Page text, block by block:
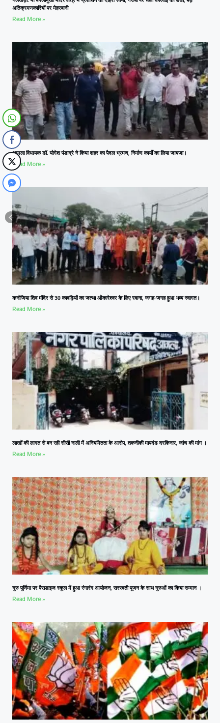
अतिक्रमणकारियों पर मेहरबानी
Read More »
आमला विधायक डॉ. योगेश पंडाग्रे ने किया शहर का पैदल भ्रमण, निर्माण कार्यों का लिया जायजा।
Read More »
कनोजिया शिव मंदिर से 30 कावड़ियों का जत्था ओंकारेश्वर के लिए रवाना, जगह-जगह हुआ भव्य स्वागत।
Read More »
लाखों की लागत से बन रही सीसी नाली में अनियमितता के आरोप, तकनीकी मापदंड दरकिनार, जांच की मांग ।
Read More »
गुरु पूर्णिमा पर पैराडाइज स्कूल में हुआ रंगारंग आयोजन, सरस्वती पूजन के साथ गुरुओं का किया सम्मान ।
Read More »